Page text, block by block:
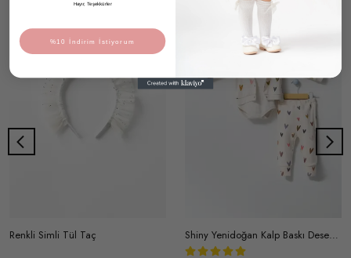
Renkli Simli Tül Taç Shiny Yenidoğan Kalp Baskı Desenli Antialerjik Pamuklu Kapüşonlu 3'lü Takım
Hayır, Teşekkürler
%10 İndirim İstiyorum